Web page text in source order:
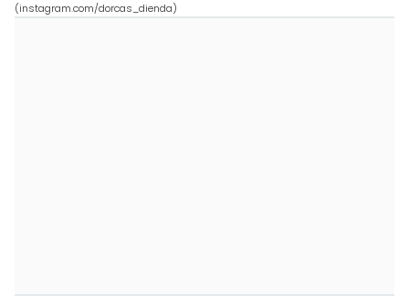
(instagram.com/dorcas_dienda)